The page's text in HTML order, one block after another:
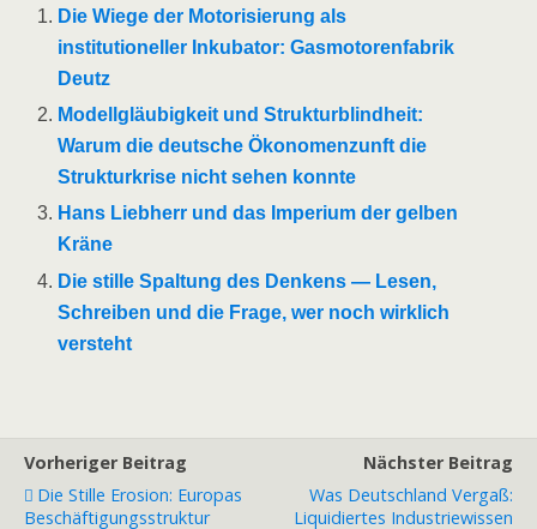
Die Wiege der Motorisierung als
institutioneller Inkubator: Gasmotorenfabrik
Deutz
Modellgläubigkeit und Strukturblindheit:
Warum die deutsche Ökonomenzunft die
Strukturkrise nicht sehen konnte
Hans Liebherr und das Imperium der gelben
Kräne
Die stille Spaltung des Denkens — Lesen,
Schreiben und die Frage, wer noch wirklich
versteht
Vorheriger Beitrag
Die Stille Erosion: Europas
Beschäftigungsstruktur
Nächster Beitrag
Was Deutschland Vergaß:
Liquidiertes Industriewissen